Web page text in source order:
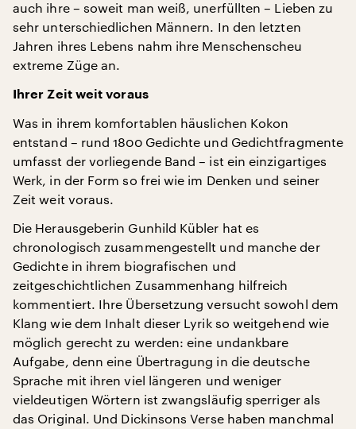
auch ihre – soweit man weiß, unerfüllten – Lieben zu
sehr unterschiedlichen Männern. In den letzten
Jahren ihres Lebens nahm ihre Menschenscheu
extreme Züge an.
Ihrer Zeit weit voraus
Was in ihrem komfortablen häuslichen Kokon
entstand – rund 1800 Gedichte und Gedichtfragmente
umfasst der vorliegende Band – ist ein einzigartiges
Werk, in der Form so frei wie im Denken und seiner
Zeit weit voraus.
Die Herausgeberin Gunhild Kübler hat es
chronologisch zusammengestellt und manche der
Gedichte in ihrem biografischen und
zeitgeschichtlichen Zusammenhang hilfreich
kommentiert. Ihre Übersetzung versucht sowohl dem
Klang wie dem Inhalt dieser Lyrik so weitgehend wie
möglich gerecht zu werden: eine undankbare
Aufgabe, denn eine Übertragung in die deutsche
Sprache mit ihren viel längeren und weniger
vieldeutigen Wörtern ist zwangsläufig sperriger als
das Original. Und Dickinsons Verse haben manchmal